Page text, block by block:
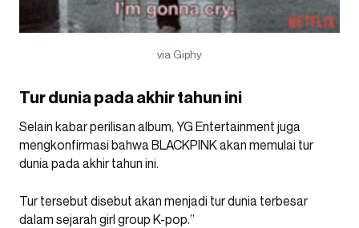
via Giphy
Tur dunia pada akhir tahun ini
Selain kabar perilisan album, YG Entertainment juga
mengkonfirmasi bahwa BLACKPINK akan memulai tur
dunia pada akhir tahun ini.
Tur tersebut disebut akan menjadi tur dunia terbesar
dalam sejarah girl group K-pop.”